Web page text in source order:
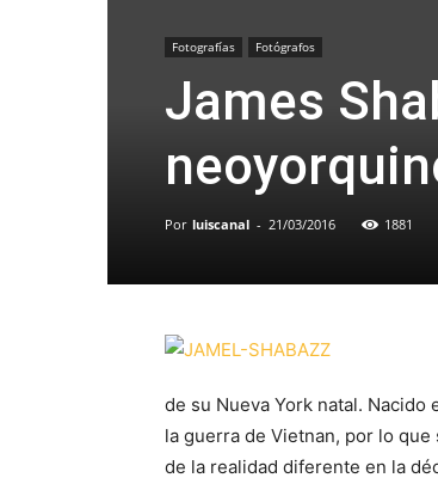
Fotografías Fotógrafos
James
Por luiscanal - 21/03/2016 1881
de su Nueva York natal.
la guerra de Vietnan, por lo
de la realidad diferente en la